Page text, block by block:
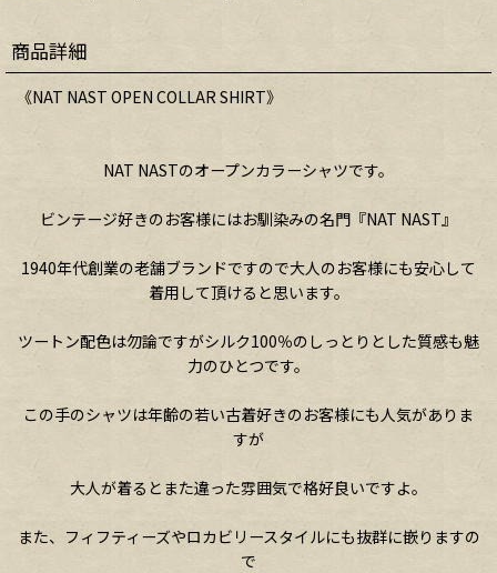
商品詳細
《NAT NAST OPEN COLLAR SHIRT》
NAT NASTのオープンカラーシャツです。
ビンテージ好きのお客様にはお馴染みの名門『NAT NAST』
1940年代創業の老舗ブランドですので大人のお客様にも安心して
着用して頂けると思います。
ツートン配色は勿論ですがシルク100％のしっとりとした質感も魅
力のひとつです。
この手のシャツは年齢の若い古着好きのお客様にも人気がありま
すが
大人が着るとまた違った雰囲気で格好良いですよ。
また、フィフティーズやロカビリースタイルにも抜群に嵌りますの
で